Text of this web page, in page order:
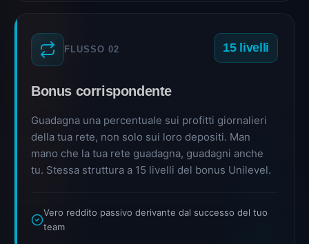
FLUSSO 02 15 livelli
Bonus corrispondente
Guadagna una percentuale sui profitti giornalieri
della tua rete, non solo sui loro depositi. Man
mano che la tua rete guadagna, guadagni anche
tu. Stessa struttura a 15 livelli del bonus Unilevel.
Vero reddito passivo derivante dal successo del tuo
team